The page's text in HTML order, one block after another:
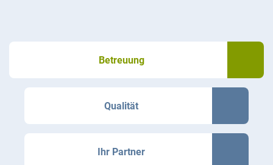
Betreuung
Qualität
Ihr Partner